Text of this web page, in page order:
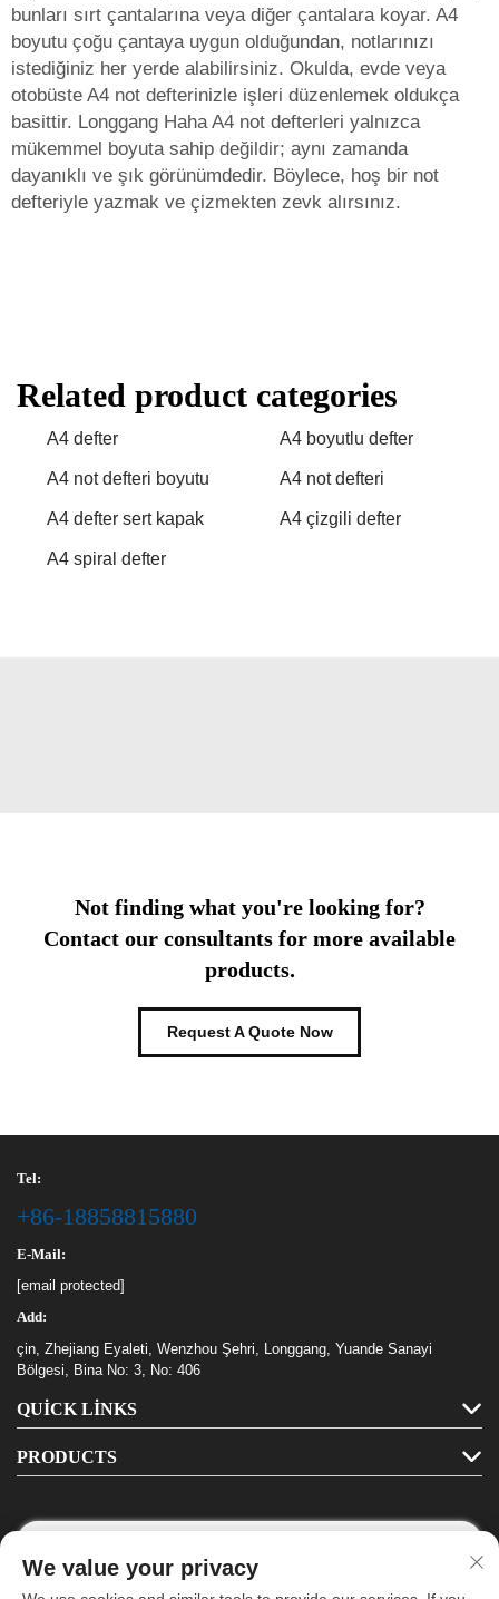
bunları sırt çantalarına veya diğer çantalara koyar. A4
boyutu çoğu çantaya uygun olduğundan, notlarınızı
istediğiniz her yerde alabilirsiniz. Okulda, evde veya
otobüste A4 not defterinizle işleri düzenlemek oldukça
basittir. Longgang Haha A4 not defterleri yalnızca
mükemmel boyuta sahip değildir; aynı zamanda
dayanıklı ve şık görünümdedir. Böylece, hoş bir not
defteriyle yazmak ve çizmekten zevk alırsınız.
Related product categories
A4 defter A4 boyutlu defter
A4 not defteri boyutu A4 not defteri
A4 defter sert kapak A4 çizgili defter
A4 spiral defter
Not finding what you're looking for?
Contact our consultants for more available
products.
Request A Quote Now
Tel:
+86-18858815880
E-Mail:
[email protected]
Add:
çin, Zhejiang Eyaleti, Wenzhou Şehri, Longgang, Yuande Sanayi
Bölgesi, Bina No: 3, No: 406
QUICK LINKS
PRODUCTS
We value your privacy